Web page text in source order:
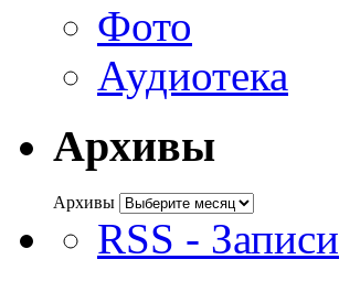
Фото
Аудиотека
Архивы
Архивы
RSS - Записи